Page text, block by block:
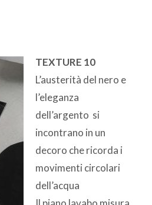
TEXTURE 10
L’austerità del nero e
l’eleganza
dell’argento si
incontrano in un
decoro che ricorda i
movimenti circolari
dell’acqua